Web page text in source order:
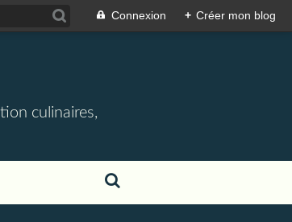
Connexion + Créer mon blog
culinaires,